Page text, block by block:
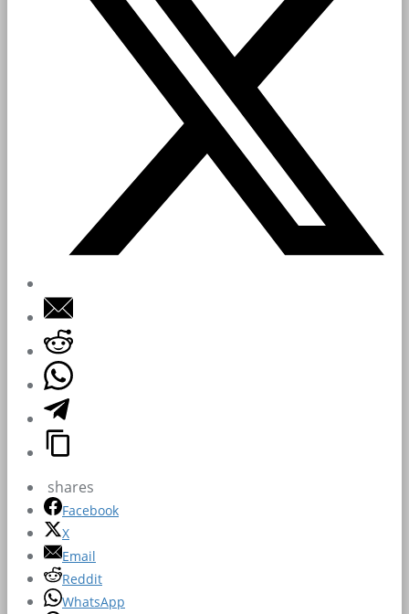
shares
Facebook
X
Email
Reddit
WhatsApp